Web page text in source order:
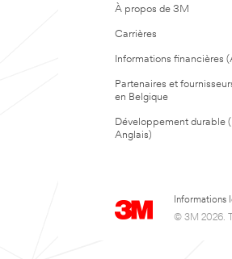
À propos de 3M
Carrières
Informations financières
Partenaires et
en Belgique
Développement durable
Anglais)
Informations
© 3M 2026.